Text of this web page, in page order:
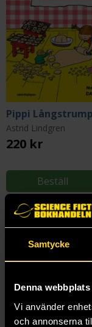
Samtycke
Denna
Vi använder
och annonserna
Astrid Lindgren
220 kr
Beställ